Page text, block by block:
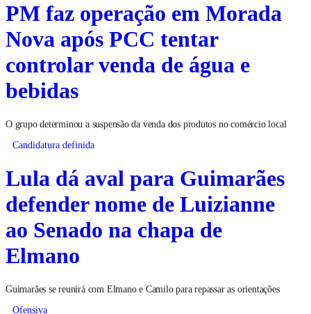
PM faz operação em Morada
Nova após PCC tentar
controlar venda de água e
bebidas
O grupo determinou a suspensão da venda dos produtos no comércio local
Candidatura definida
Lula dá aval para Guimarães
defender nome de Luizianne
ao Senado na chapa de
Elmano
Guimarães se reunirá com Elmano e Camilo para repassar as orientações
Ofensiva